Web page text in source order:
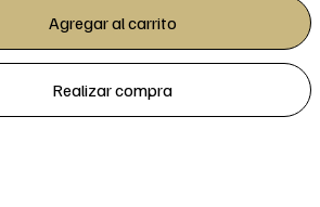
Agregar al carrito
Realizar compra